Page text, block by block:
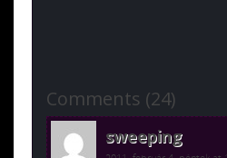
Comments (24)
sweeping